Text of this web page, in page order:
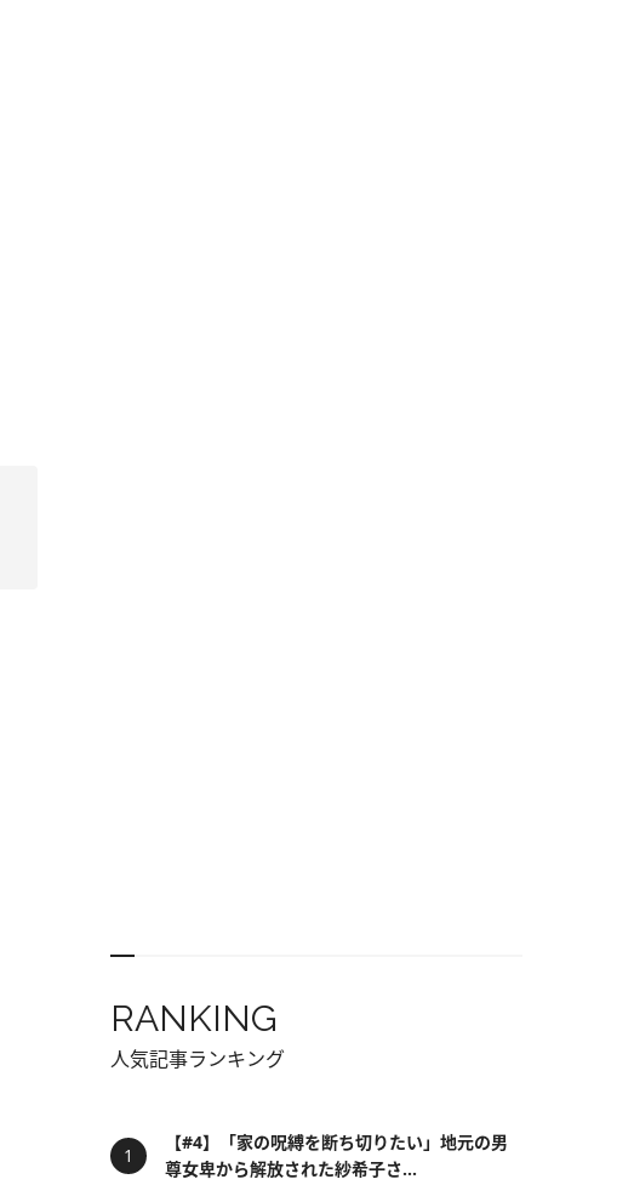
RANKING
人気記事ランキング
【#4】「家の呪縛を断ち切りたい」地元の男
尊女卑から解放された紗希子さ...